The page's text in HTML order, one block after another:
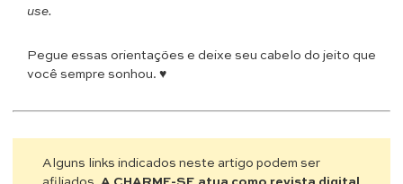
use.
Pegue essas orientações e deixe seu cabelo do jeito que
você sempre sonhou. ♥
Alguns links indicados neste artigo podem ser